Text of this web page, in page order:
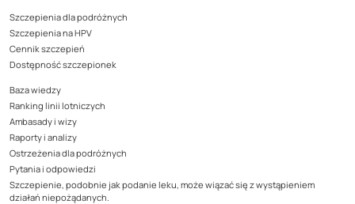
Szczepienia dla podróżnych
Szczepienia na HPV
Cennik szczepień
Dostępność szczepionek
Baza wiedzy
Ranking linii lotniczych
Ambasady i wizy
Raporty i analizy
Ostrzeżenia dla podróżnych
Pytania i odpowiedzi
Szczepienie, podobnie jak podanie leku, może wiązać się z wystąpieniem
działań niepożądanych.